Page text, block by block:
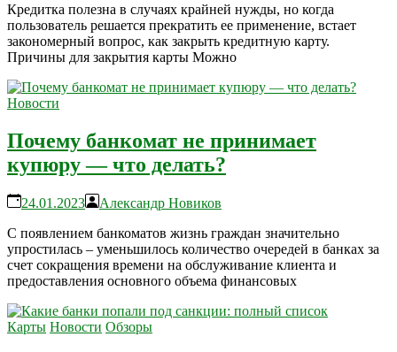
Кредитка полезна в случаях крайней нужды, но когда
пользователь решается прекратить ее применение, встает
закономерный вопрос, как закрыть кредитную карту.
Причины для закрытия карты Можно
Новости
Почему банкомат не принимает
купюру — что делать?
24.01.2023
Александр Новиков
С появлением банкоматов жизнь граждан значительно
упростилась – уменьшилось количество очередей в банках за
счет сокращения времени на обслуживание клиента и
предоставления основного объема финансовых
Карты Новости Обзоры